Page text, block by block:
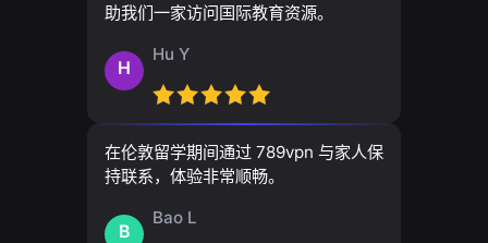
助我们一家访问国际教育资源。
H
Hu Y
在伦敦留学期间通过 789vpn 与家人保
持联系，体验非常顺畅。
B
Bao L